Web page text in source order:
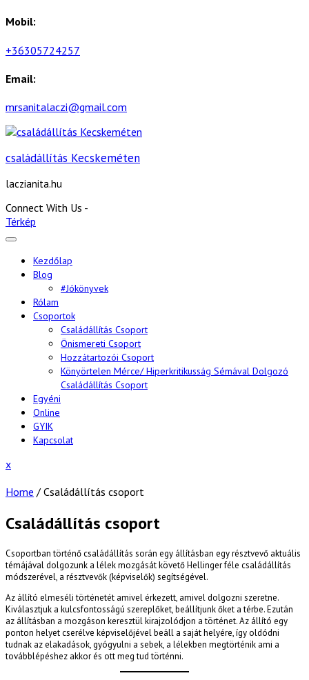
Skip
content
Mobil:
+36305724257
Email:
mrsanitalaczi@gmail.com
családállítás Kecskeméten
laczianita.hu
Connect With Us -
Térkép
Kezdőlap
Blog
#jókönyvek
Rólam
Csoportok
Családállítás Csoport
Önismereti Csoport
Hozzátartozói Csoport
Könyörtelen Mérce/ Hiperkritikusság Sémával Dolgozó
Családállítás Csoport
Egyéni
Online
GYIK
Kapcsolat
xClose
Home / Családállítás csoport
Családállítás csoport
Csoportban történő családállítás során egy állításban egy résztvevő aktuális
témájával dolgozunk a lélek mozgását követő Hellinger féle családállítás
módszerével, a résztvevők (képviselők) segítségével.
Az állító elmeséli történetét amivel érkezett, amivel dolgozni szeretne.
Kiválasztjuk a kulcsfontosságú szereplőket, beállítjunk őket a térbe. Ezután
az állításban a mozgáson keresztül kirajzolódjon a történet. Az állító egy
ponton helyet cserélve képviselőjével beáll a saját helyére, így oldódni
tudnak az elakadások, gyógyulni a sebek, a lélekben megtörténik ami a
továbblépéshez akkor és ott meg tud történni.